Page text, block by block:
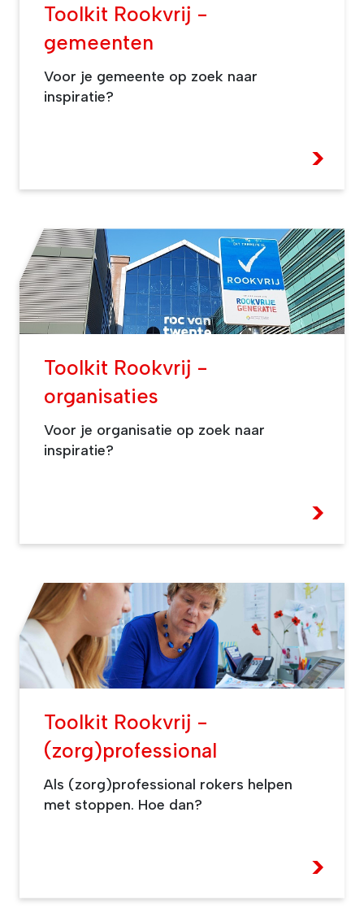
Toolkit Rookvrij -
gemeenten
Voor je gemeente op zoek naar
inspiratie?
>
Toolkit Rookvrij -
organisaties
Voor je organisatie op zoek naar
inspiratie?
>
Toolkit Rookvrij -
(zorg)professional
Als (zorg)professional rokers helpen
met stoppen. Hoe dan?
>